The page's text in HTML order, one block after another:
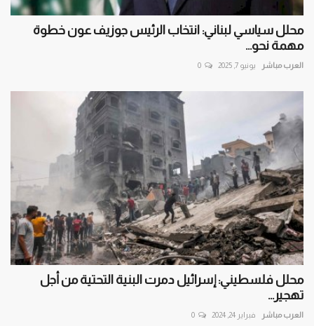
محلل سياسي لبناني: انتخاب الرئيس جوزيف عون خطوة
مهمة نحو...
العرب مباشر يونيو 7, 2025 0
محلل فلسطيني: إسرائيل دمرت البنية التحتية من أجل
تهجير...
العرب مباشر فبراير 24, 2024 0